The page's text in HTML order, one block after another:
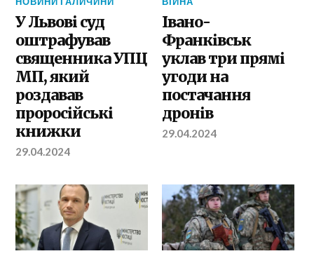
У Львові суд
оштрафував
священника УПЦ
МП, який
роздавав
проросійські
книжки
29.04.2024
Івано-
Франківськ
уклав три прямі
угоди на
постачання
дронів
29.04.2024